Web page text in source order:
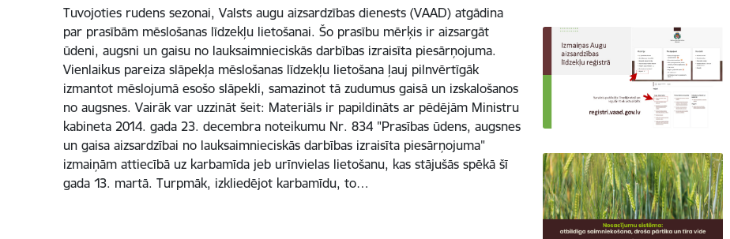
Tuvojoties rudens sezonai, Valsts augu aizsardzības dienests (VAAD) atgādina
par prasībām mēslošanas līdzekļu lietošanai. Šo prasību mērķis ir aizsargāt
ūdeni, augsni un gaisu no lauksaimnieciskās darbības izraisīta piesārņojuma.
Vienlaikus pareiza slāpekļa mēslošanas līdzekļu lietošana ļauj pilnvērtīgāk
izmantot mēslojumā esošo slāpekli, samazinot tā zudumus gaisā un izskalošanos
no augsnes. Vairāk var uzzināt šeit: Materiāls ir papildināts ar pēdējām Ministru
kabineta 2014. gada 23. decembra noteikumu Nr. 834 "Prasības ūdens, augsnes
un gaisa aizsardzībai no lauksaimnieciskās darbības izraisīta piesārņojuma"
izmaiņām attiecībā uz karbamīda jeb urīnvielas lietošanu, kas stājušās spēkā šī
gada 13. martā. Turpmāk, izkliedējot karbamīdu, to…